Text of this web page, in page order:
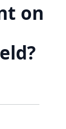
on